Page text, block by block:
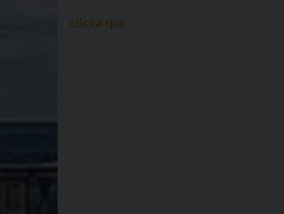
clicca qui: